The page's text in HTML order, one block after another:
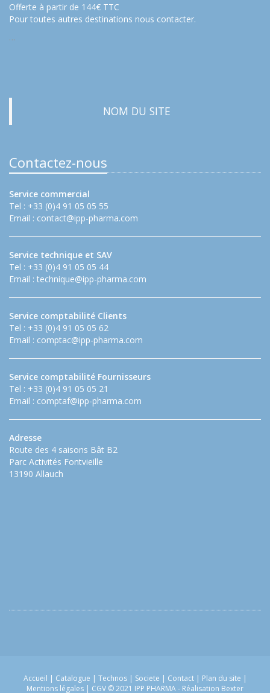
Offerte à partir de 144€ TTC
Pour toutes autres destinations nous contacter.
…
NOM DU SITE
Contactez-nous
Service commercial
Tel : +33 (0)4 91 05 05 55
Email : contact@ipp-pharma.com
Service technique et SAV
Tel : +33 (0)4 91 05 05 44
Email : technique@ipp-pharma.com
Service comptabilité Clients
Tel : +33 (0)4 91 05 05 62
Email : comptac@ipp-pharma.com
Service comptabilité Fournisseurs
Tel : +33 (0)4 91 05 05 21
Email : comptaf@ipp-pharma.com
Adresse
Route des 4 saisons Bât B2
Parc Activités Fontvieille
13190 Allauch
Accueil | Catalogue | Technos | Societe | Contact | Plan du site |
Mentions légales | CGV © 2021 IPP PHARMA - Réalisation Bexter